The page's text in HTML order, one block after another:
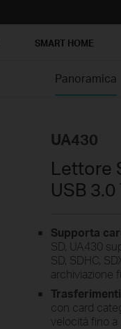
SMART HOME
Panoramica
UA430
Lettore
USB
Supporta
SD, UA430
SD, SDHC,
archiviazione
con card
velocità fino a